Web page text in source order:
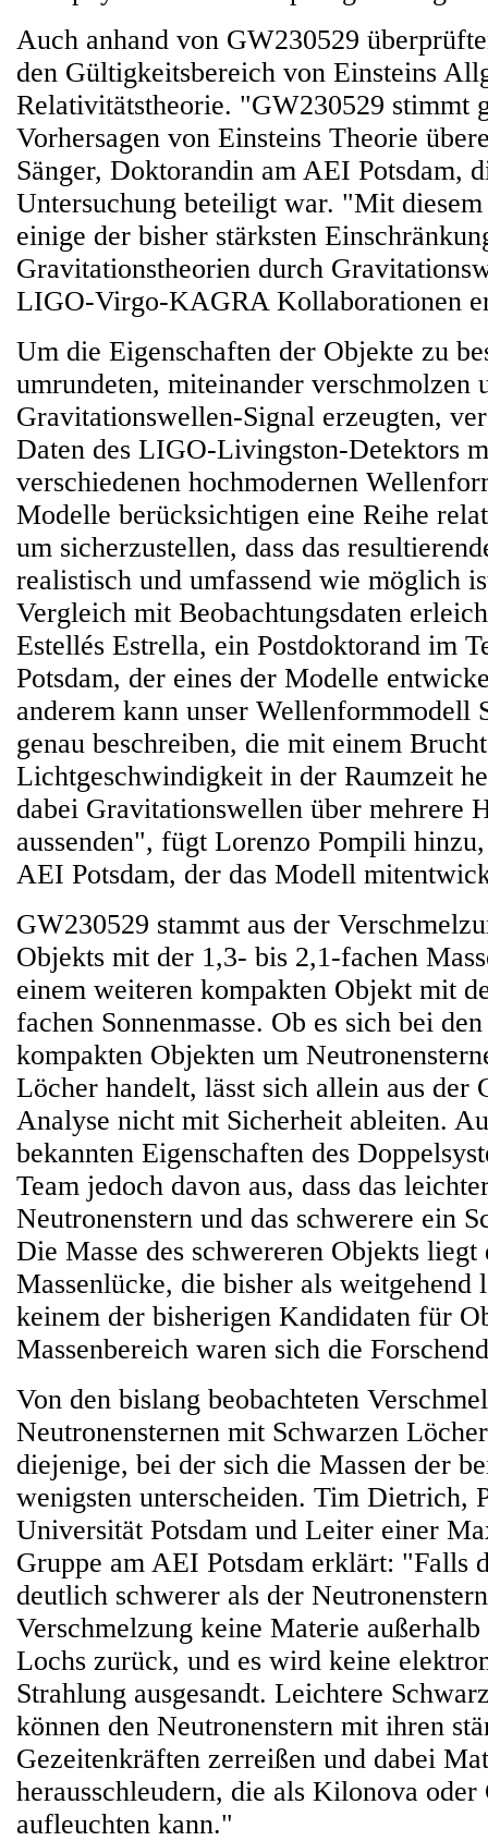
Auch anhand von GW230529
den Gültigkeitsbereich von Einsteins
Relativitätstheorie. "GW230529 stimmt
Vorhersagen von Einsteins Theorie
Sänger, Doktorandin am AEI Potsdam,
Untersuchung beteiligt war. "Mit
einige der bisher stärksten
Gravitationstheorien durch
LIGO-Virgo-KAGRA Kollaborationen
Um die Eigenschaften der Objekte zu
umrundeten, miteinander verschmolzen
Gravitationswellen-Signal erzeugten,
Daten des LIGO-Livingston-Detektors
verschiedenen hochmodernen
Modelle berücksichtigen eine Reihe
um sicherzustellen, dass das
realistisch und umfassend wie möglich
Vergleich mit Beobachtungsdaten
Estellés Estrella, ein Postdoktorand im
Potsdam, der eines der Modelle
anderem kann unser Wellenformmodell
genau beschreiben, die mit einem
Lichtgeschwindigkeit in der Raumzeit
dabei Gravitationswellen über mehrere
aussenden", fügt Lorenzo Pompili
AEI Potsdam, der das Modell
GW230529 stammt aus der
Objekts mit der 1,3- bis 2,1-fachen
einem weiteren kompakten Objekt mit
fachen Sonnenmasse. Ob es sich bei
kompakten Objekten um
Löcher handelt, lässt sich allein aus der
Analyse nicht mit Sicherheit ableiten.
bekannten Eigenschaften des
Team jedoch davon aus, dass das
Neutronenstern und das schwerere ein
Die Masse des schwereren Objekts
Massenlücke, die bisher als weitgehend
keinem der bisherigen Kandidaten für
Massenbereich waren sich die
Von den bislang beobachteten
Neutronensternen mit Schwarzen
diejenige, bei der sich die Massen der
wenigsten unterscheiden. Tim Dietrich,
Universität Potsdam und Leiter einer
Gruppe am AEI Potsdam erklärt: "Falls
deutlich schwerer als der
Verschmelzung keine Materie außerhalb
Lochs zurück, und es wird keine
Strahlung ausgesandt. Leichtere
können den Neutronenstern mit ihren
Gezeitenkräften zerreißen und dabei
herausschleudern, die als Kilonova
aufleuchten kann."